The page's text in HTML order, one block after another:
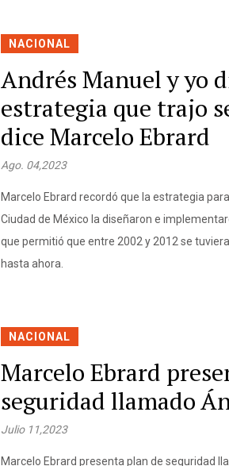
NACIONAL
Andrés Manuel y yo
estrategia que trajo
dice Marcelo Ebrard
Ago. 04,2023
Marcelo Ebrard recordó que la estrategia
Ciudad de México la diseñaron e
que permitió que entre 2002 y 2012 se
hasta ahora.
NACIONAL
Marcelo Ebrard
seguridad llamado
Julio 11,2023
Marcelo Ebrard presenta plan de seguridad